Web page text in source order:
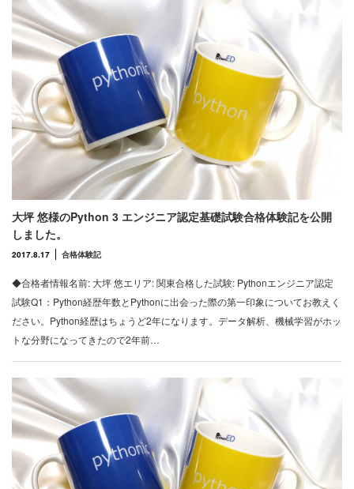
大坪 悠様のPython 3 エンジニア認定基礎試験合格体験記を公開
しました。
2017.8.17 合格体験記
◆合格者情報名前: 大坪 悠エリア: 関東合格した試験: Pythonエンジニア認定
試験Q1：Python経歴年数とPythonに出会った際の第一印象についてお教えく
ださい。Python経歴はちょうど2年になります。データ解析、機械学習がホッ
トな分野になってきたので2年前…